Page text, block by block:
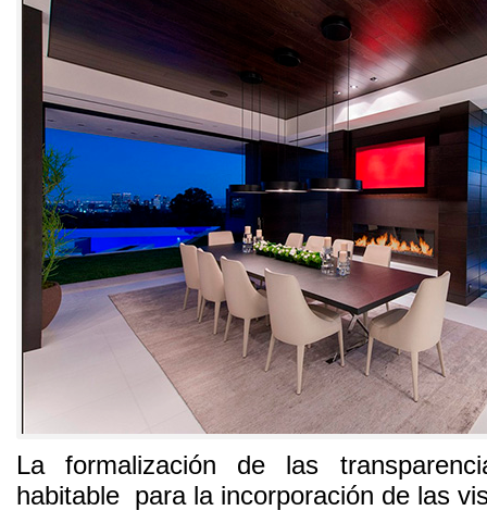
La formalización de las
habitable para la incorporación de las